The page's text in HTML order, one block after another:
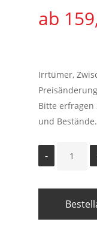
Irrtümer,
Bitte erfragen
und Bestände.